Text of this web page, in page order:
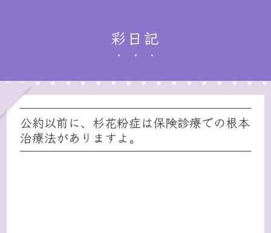
彩日記
公約以前に、杉花粉症は保険診療での根本
治療法がありますよ。